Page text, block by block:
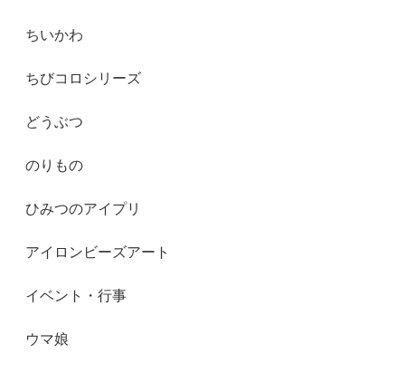
ちいかわ
ちびコロシリーズ
どうぶつ
のりもの
ひみつのアイプリ
アイロンビーズアート
イベント・行事
ウマ娘